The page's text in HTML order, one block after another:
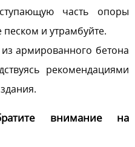
часть опоры
и утрамбуйте.
армированного бетона
рекомендациями
внимание на